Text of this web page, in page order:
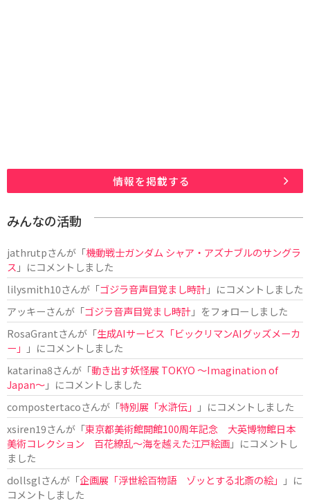
情報を掲載する
みんなの活動
jathrutpさんが「機動戦士ガンダム シャア・アズナブルのサングラ
ス 」にコメントしました
lilysmith10さんが「ゴジラ音声目覚まし時計」にコメントしました
アッキーさんが「ゴジラ音声目覚まし時計」をフォローしました
RosaGrantさんが「生成AIサービス「ビックリマンAIグッズメーカ
ー」
」にコメントしました
katarina8さんが「動き出す妖怪展 TOKYO 〜Imagination of
Japan〜」にコメントしました
compostertacoさんが「特別展「水滸伝」
」にコメントしました
xsiren19さんが「東京都美術館開館100周年記念 大英博物館日本
美術コレクション 百花繚乱～海を越えた江戸絵画」にコメントし
ました
dollsglさんが「企画展「浮世絵百物語 ゾッとする北斎の絵」
」に
コメントしました